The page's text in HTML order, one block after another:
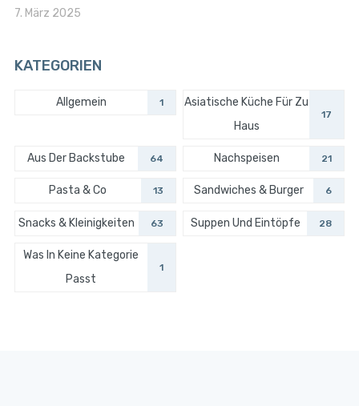
7. März 2025
KATEGORIEN
Allgemein 1
Asiatische Küche Für Zu
Haus
17
Aus Der Backstube 64 Nachspeisen 21
Pasta & Co 13 Sandwiches & Burger 6
Snacks & Kleinigkeiten 63 Suppen Und Eintöpfe 28
Was In Keine Kategorie
Passt
1